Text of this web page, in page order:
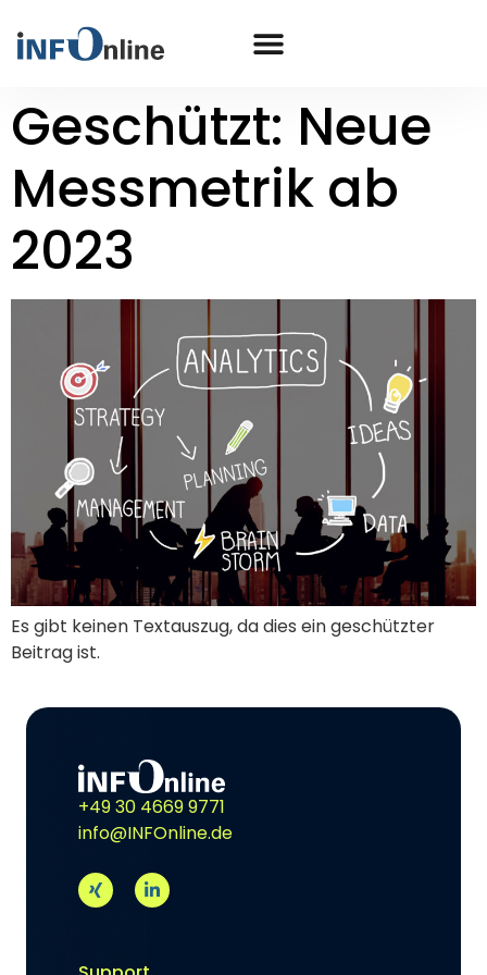
Geschützt: Neue
Messmetrik ab
2023
Es gibt keinen Textauszug, da dies ein geschützter
Beitrag ist.
+49 30 4669 9771
info@INFOnline.de